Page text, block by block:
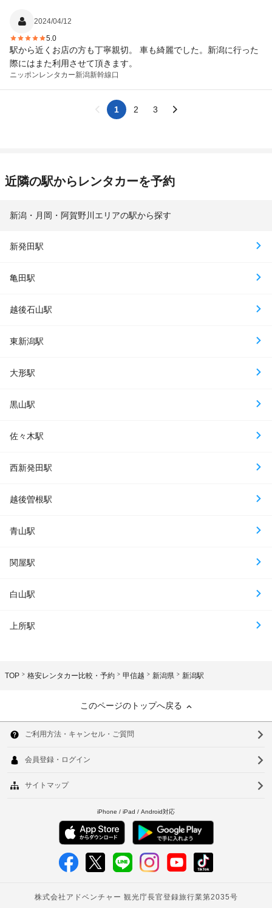
2024/04/12
5.0
駅から近くお店の方も丁寧親切。 車も綺麗でした。新潟に行った
際にはまた利用させて頂きます。
ニッポンレンタカー新潟新幹線口
1 2 3
近隣の駅からレンタカーを予約
新潟・月岡・阿賀野川エリアの駅から探す
新発田駅
亀田駅
越後石山駅
東新潟駅
大形駅
黒山駅
佐々木駅
西新発田駅
越後曽根駅
青山駅
関屋駅
白山駅
上所駅
TOP 格安レンタカー比較・予約 甲信越 新潟県 新潟駅
このページのトップへ戻る